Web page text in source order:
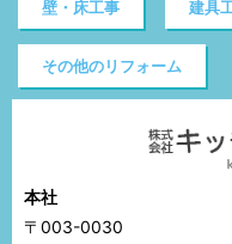
壁・床工事 建具
その他のリフォーム
本社
〒003-0030